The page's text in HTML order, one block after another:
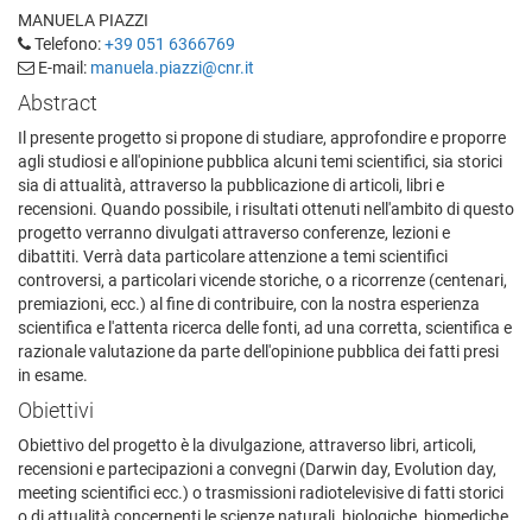
MANUELA PIAZZI
Telefono:+39 051 6366769
E-mail: manuela.piazzi@cnr.it
Abstract
Il presente progetto si propone di studiare, approfondire e proporre
agli studiosi e all'opinione pubblica alcuni temi scientifici, sia storici
sia di attualità, attraverso la pubblicazione di articoli, libri e
recensioni. Quando possibile, i risultati ottenuti nell'ambito di questo
progetto verranno divulgati attraverso conferenze, lezioni e
dibattiti. Verrà data particolare attenzione a temi scientifici
controversi, a particolari vicende storiche, o a ricorrenze (centenari,
premiazioni, ecc.) al fine di contribuire, con la nostra esperienza
scientifica e l'attenta ricerca delle fonti, ad una corretta, scientifica e
razionale valutazione da parte dell'opinione pubblica dei fatti presi
in esame.
Obiettivi
Obiettivo del progetto è la divulgazione, attraverso libri, articoli,
recensioni e partecipazioni a convegni (Darwin day, Evolution day,
meeting scientifici ecc.) o trasmissioni radiotelevisive di fatti storici